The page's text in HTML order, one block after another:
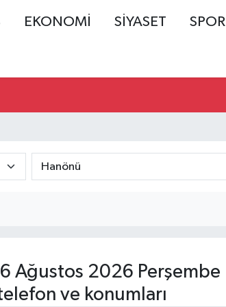
EKONOMİ SİYASET SPOR
Ağustos 2026 Perşembe
ve konumları